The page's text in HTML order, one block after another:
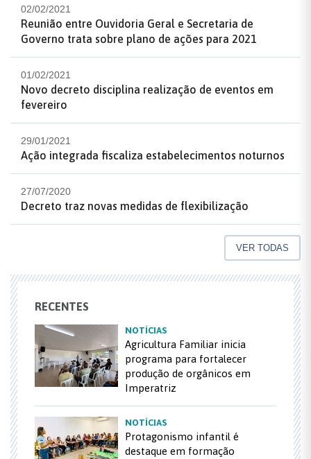
02/02/2021
Reunião entre Ouvidoria Geral e Secretaria de
Governo trata sobre plano de ações para 2021
01/02/2021
Novo decreto disciplina realização de eventos em
fevereiro
29/01/2021
Ação integrada fiscaliza estabelecimentos noturnos
27/07/2020
Decreto traz novas medidas de flexibilização
VER TODAS
RECENTES
NOTÍCIAS
Agricultura Familiar inicia
programa para fortalecer
produção de orgânicos em
Imperatriz
NOTÍCIAS
Protagonismo infantil é
destaque em formação